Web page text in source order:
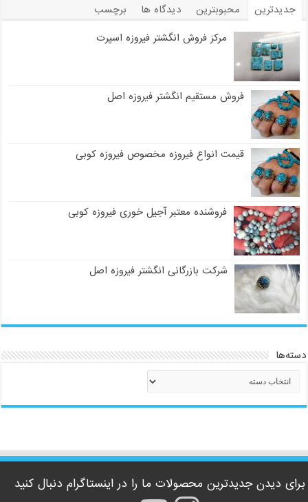
جدیدترین محبوبترین دیدگاه ها
برچسب
مرکز فروش انگشتر فیروزه اسپرت
فروش مستقیم انگشتر فیروزه اصل
قیمت انواع فیروزه مخصوص فیروزه کوبی
فروشنده معتبر آجیل خوری فیروزه کوبی
شرکت بازرگانی انگشتر فیروزه اصل
دسته‌ها
دسته‌ها
برای دیدن جدیدترین محصولات ما را در اینستاگرام دنبال کنید